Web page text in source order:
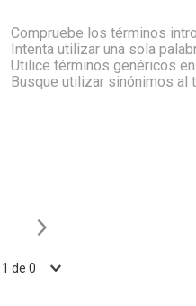
Compruebe los términos
Intenta utilizar una sola
Utilice términos genéricos
Busque utilizar sinónimos al
1 de 0